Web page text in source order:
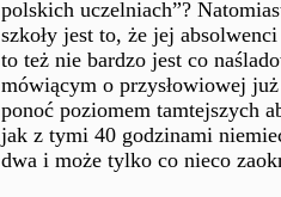
polskich uczelniach”?
szkoły jest to, że jej
to też nie bardzo jest co
mówiącym o przysłowiowej
ponoć poziomem tamtejszych
jak z tymi 40 godzinami
dwa i może tylko co nieco